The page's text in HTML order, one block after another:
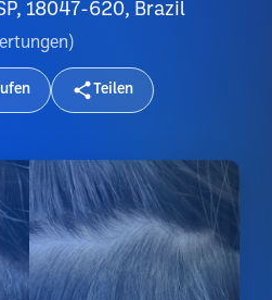
18047-620, Brazil
)
Teilen